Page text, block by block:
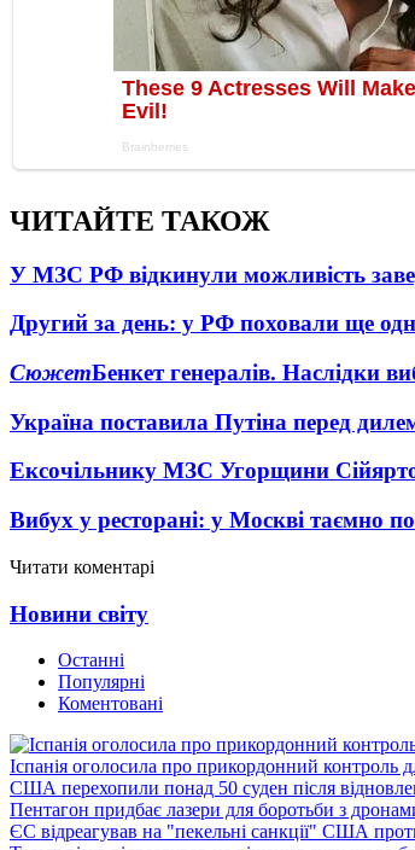
ЧИТАЙТЕ ТАКОЖ
У МЗС РФ відкинули можливість
Другий за день: у РФ поховали ще
СюжетБенкет генералів. Наслідки
Україна поставила Путіна перед
Ексочільнику МЗС Угорщини
Вибух у ресторані: у Москві таємно
Читати коментарі
Новини світу
Останні
Популярні
Коментовані
Іспанія оголосила про прикордонний контроль
США перехопили понад 50 суден після
Пентагон придбає лазери для боротьби з
ЄС відреагував на "пекельні санкції" США